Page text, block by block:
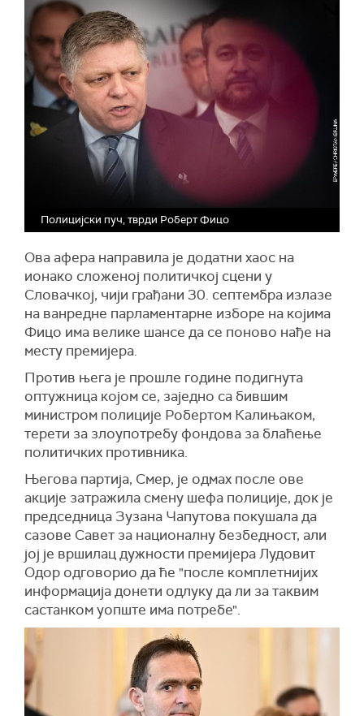
Полицијски пуч, тврди Роберт Фицо
Ова афера направила је додатни хаос на
ионако сложеној политичкој сцени у
Словачкој, чији грађани 30. септембра излазе
на ванредне парламентарне изборе на којима
Фицо има велике шансе да се поново нађе на
месту премијера.
Против њега је прошле године подигнута
оптужница којом се, заједно са бившим
министром полиције Робертом Калињаком,
терети за злоупотребу фондова за блаћење
политичких противника.
Његова партија, Смер, је одмах после ове
акције затражила смену шефа полиције, док је
председница Зузана Чапутова покушала да
сазове Савет за националну безбедност, али
јој је вршилац дужности премијера Лудовит
Одор одговорио да ће "после комплетнијих
информација донети одлуку да ли за таквим
састанком уопште има потребе".